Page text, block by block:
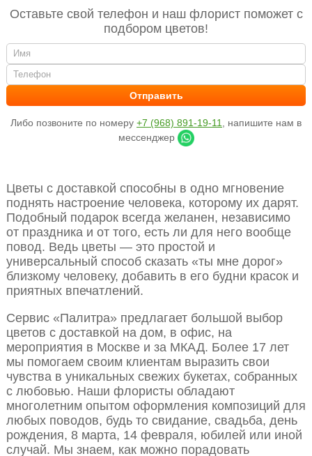
Оставьте свой телефон и наш флорист поможет с
подбором цветов!
Либо позвоните по номеру +7 (968) 891-19-11
, напишите нам в
мессенджер
Цветы с доставкой способны в одно мгновение
поднять настроение человека, которому их дарят.
Подобный подарок всегда желанен, независимо
от праздника и от того, есть ли для него вообще
повод. Ведь цветы — это простой и
универсальный способ сказать «ты мне дорог»
близкому человеку, добавить в его будни красок и
приятных впечатлений.
Сервис «Палитра» предлагает большой выбор
цветов с доставкой на дом, в офис, на
мероприятия в Москве и за МКАД. Более 17 лет
мы помогаем своим клиентам выразить свои
чувства в уникальных свежих букетах, собранных
с любовью. Наши флористы обладают
многолетним опытом оформления композиций для
любых поводов, будь то свидание, свадьба, день
рождения, 8 марта, 14 февраля, юбилей или иной
случай. Мы знаем, как можно порадовать